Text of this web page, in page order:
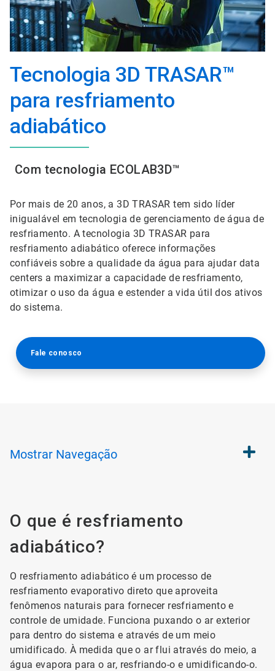
Tecnologia 3D TRASAR™
para resfriamento
adiabático
Com tecnologia ECOLAB3D™
Por mais de 20 anos, a 3D TRASAR tem sido líder
inigualável em tecnologia de gerenciamento de água de
resfriamento. A tecnologia 3D TRASAR para
resfriamento adiabático oferece informações
confiáveis sobre a qualidade da água para ajudar data
centers a maximizar a capacidade de resfriamento,
otimizar o uso da água e estender a vida útil dos ativos
do sistema.
Fale conosco
Mostrar Navegação
O que é resfriamento
adiabático?
O resfriamento adiabático é um processo de
resfriamento evaporativo direto que aproveita
fenômenos naturais para fornecer resfriamento e
controle de umidade. Funciona puxando o ar exterior
para dentro do sistema e através de um meio
umidificado. À medida que o ar flui através do meio, a
água evapora para o ar, resfriando-o e umidificando-o.